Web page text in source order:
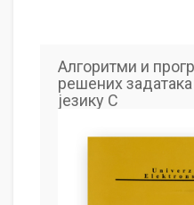
Алгоритми и
решених
језику C